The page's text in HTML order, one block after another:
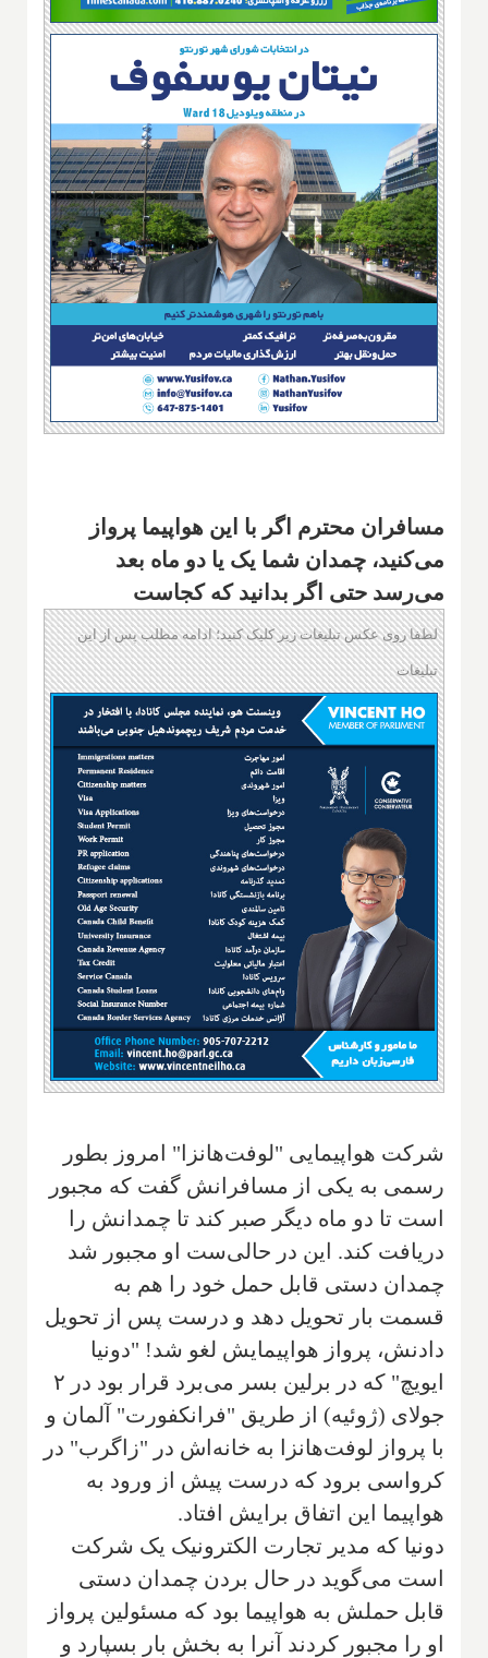
مسافران محترم اگر با این هواپیما پرواز
می‌کنید، چمدان شما یک یا دو ماه بعد
می‌رسد حتی اگر بدانید که کجاست
لطفا روی عکس تبلیغات زیر کلیک کنید؛ ادامه مطلب پس از این
تبلیغات
شرکت هواپیمایی "لوفت‌هانزا" امروز بطور
رسمی به یکی از مسافرانش گفت که مجبور
است تا دو ماه دیگر صبر کند تا چمدانش را
دریافت کند. این در حالی‌ست او مجبور شد
چمدان دستی قابل حمل خود را هم به
قسمت بار تحویل دهد و درست پس از تحویل
دادنش، پرواز هواپیمایش لغو شد! "دونیا
ایویچ" که در برلین بسر می‌برد قرار بود در ۲
جولای (ژوئیه) از طریق "فرانکفورت" آلمان و
با پرواز لوفت‌هانزا به خانه‌اش در "زاگرب" در
کرواسی برود که درست پیش از ورود به
هواپیما این اتفاق برایش افتاد.
دونیا که مدیر تجارت الکترونیک یک شرکت
است می‌گوید در حال بردن چمدان دستی
قابل حملش به هواپیما بود که مسئولین پرواز
او را مجبور کردند آنرا به بخش بار بسپارد و